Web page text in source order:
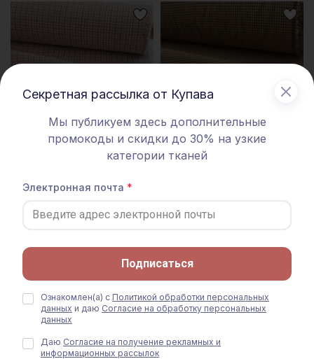
специфический запах, который выветрится после высыхания.
Обратите внимание: цветопередача на экране может
отличаться от реального цвета ткани в зависимости от
настроек вашего монитора и номера партии. Для точного
связаться с менеджером для уточнения наличия образцов и
бордовый, ш.1.5м, хлопок-100%,
цв.хаки, СОРТ2, ш.1.45м,
Только онлайн-заказ
Секретная рассылка от Купава
Мы публикуем здесь дополнительные
промокоды и скидки до 30% на узкие
категории тканей
Электронная почта
Подписаться
Ознакомлен(а) с Политикой обработки персональных
данных и даю Согласие на обработку персональных
данных
Даю Согласие на получение рекламных и
информационных рассылок